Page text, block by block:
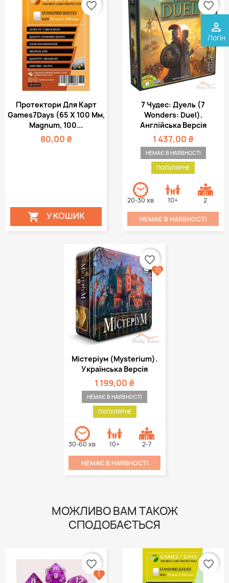
perm_identity
Логін
Протектори Для Карт
Games7Days (65 Х 100 Мм,
Magnum, 100...
80,00 ₴
 У КОШИК
favorite_border
7 Чудес: Дуель (7
Wonders: Duel).
Англійська Версія
1 437,00 ₴
НЕМАЄ В НАЯВНОСТІ
ПОПУЛЯРНЕ
20-30 хв 10+ 2
НЕМАЄ В НАЯВНОСТІ
favorite_border
Містеріум (Mysterium).
Українська Версія
1 199,00 ₴
НЕМАЄ В НАЯВНОСТІ
ПОПУЛЯРНЕ
30-60 хв 10+ 2-7
НЕМАЄ В НАЯВНОСТІ
favorite_border
10
МОЖЛИВО ВАМ ТАКОЖ
СПОДОБАЄТЬСЯ
favorite_border
1
favorite_border